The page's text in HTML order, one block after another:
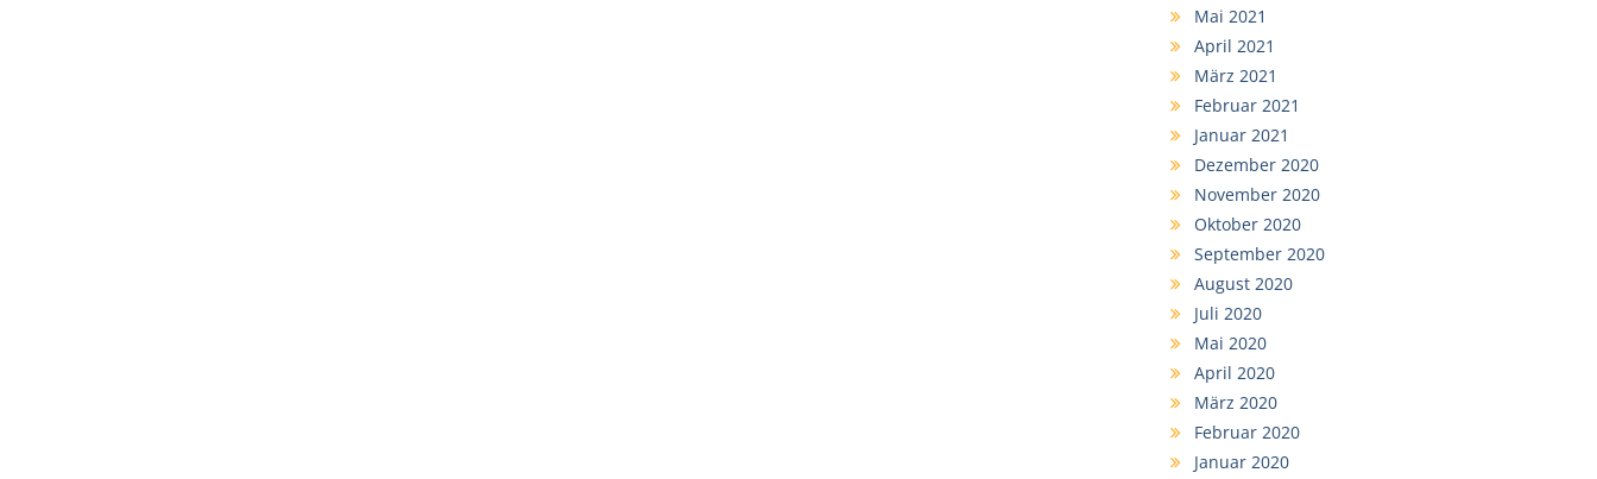
Mai 2021
April 2021
März 2021
Februar 2021
Januar 2021
Dezember 2020
November 2020
Oktober 2020
September 2020
August 2020
Juli 2020
Mai 2020
April 2020
März 2020
Februar 2020
Januar 2020